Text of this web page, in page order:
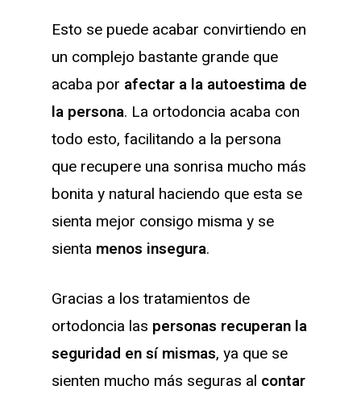
Esto se puede acabar convirtiendo en
un complejo bastante grande que
acaba por afectar a la autoestima de
la persona. La ortodoncia acaba con
todo esto, facilitando a la persona
que recupere una sonrisa mucho más
bonita y natural haciendo que esta se
sienta mejor consigo misma y se
sienta menos insegura.
Gracias a los tratamientos de
ortodoncia las personas recuperan la
seguridad en sí mismas, ya que se
sienten mucho más seguras al contar